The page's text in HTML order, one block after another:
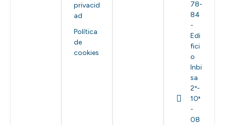
privacid
ad
Política
de
cookies
78-
84
-
Edi
fici
o
Inbi
sa
2º-
10ª
-
08